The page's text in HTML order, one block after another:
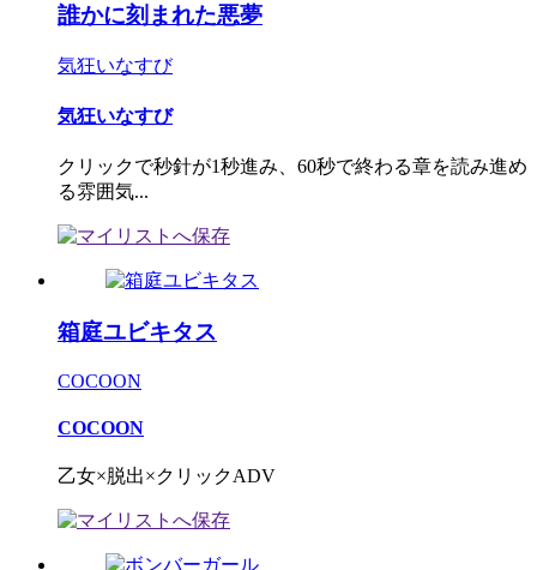
誰かに刻まれた悪夢
気狂いなすび
気狂いなすび
クリックで秒針が1秒進み、60秒で終わる章を読み進め
る雰囲気...
箱庭ユビキタス
COCOON
COCOON
乙女×脱出×クリックADV